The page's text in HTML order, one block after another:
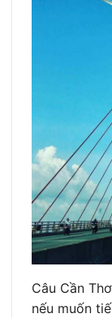
Câu Cần
nếu muốn